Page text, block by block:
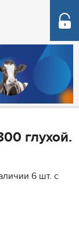
глухой.
6 шт. с